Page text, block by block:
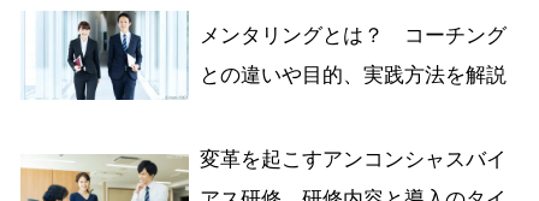
メンタリングとは？ コーチング
との違いや目的、実践方法を解説
変革を起こすアンコンシャスバイ